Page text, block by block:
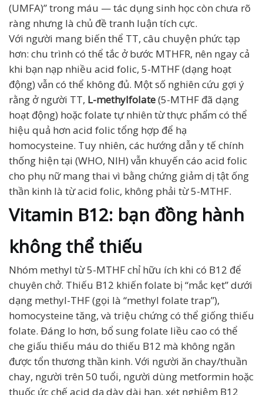
(UMFA)” trong máu — tác dụng sinh học còn chưa rõ
ràng nhưng là chủ đề tranh luận tích cực.
Với người mang biến thể TT, câu chuyện phức tạp
hơn: chu trình có thể tắc ở bước MTHFR, nên ngay cả
khi bạn nạp nhiều acid folic, 5-MTHF (dạng hoạt
động) vẫn có thể không đủ. Một số nghiên cứu gợi ý
rằng ở người TT, L-methylfolate(5-MTHF đã dạng
hoạt động) hoặc folate tự nhiên từ thực phẩm có thể
hiệu quả hơn acid folic tổng hợp để hạ
homocysteine. Tuy nhiên, các hướng dẫn y tế chính
thống hiện tại (WHO, NIH) vẫn khuyến cáo acid folic
cho phụ nữ mang thai vì bằng chứng giảm dị tật ống
thần kinh là từ acid folic, không phải từ 5-MTHF.
Vitamin B12: bạn đồng hành
không thể thiếu
Nhóm methyl từ 5-MTHF chỉ hữu ích khi có B12 để
chuyên chở. Thiếu B12 khiến folate bị “mắc kẹt” dưới
dạng methyl-THF (gọi là “methyl folate trap”),
homocysteine tăng, và triệu chứng có thể giống thiếu
folate. Đáng lo hơn, bổ sung folate liều cao có thể
che giấu thiếu máu do thiếu B12 mà không ngăn
được tổn thương thần kinh. Với người ăn chay/thuần
chay, người trên 50 tuổi, người dùng metformin hoặc
thuốc ức chế acid dạ dày dài hạn, xét nghiệm B12